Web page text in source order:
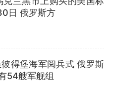
日 俄罗斯方
得堡海军阅兵式 俄罗斯
54艘军舰组